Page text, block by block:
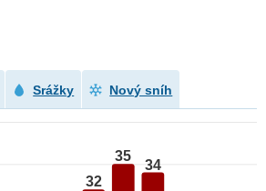
Srážky Nový sníh
32
35
34